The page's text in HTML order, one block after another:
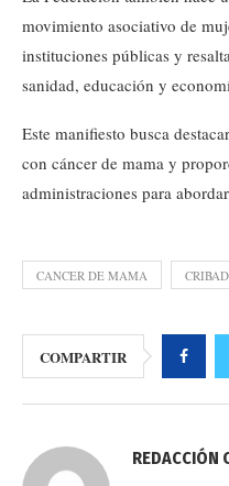
movimiento asociativo de
instituciones públicas y
sanidad, educación y
Este manifiesto busca
con cáncer de mama y
administraciones para
CANCER DE MAMA
COMPARTIR
REDACCIÓN